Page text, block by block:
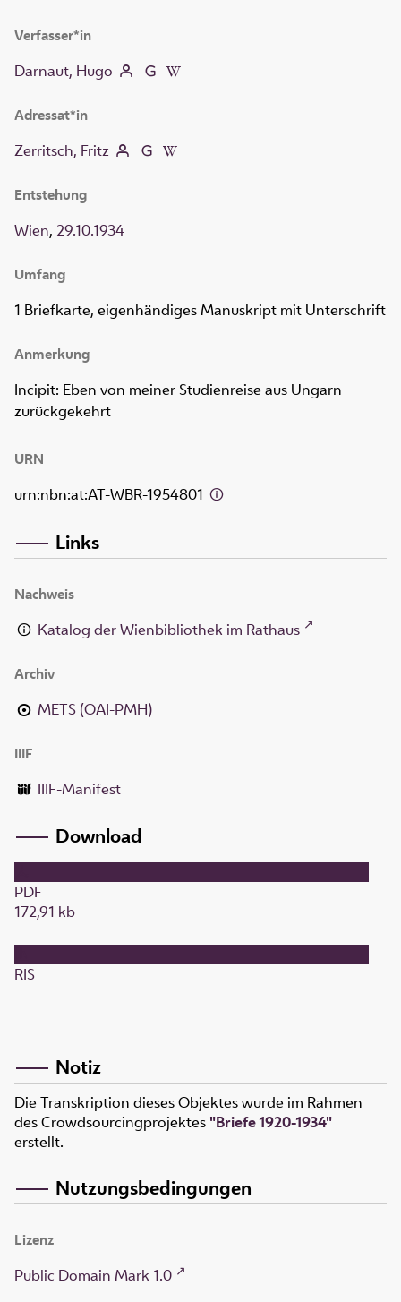
Verfasser*in
Darnaut, Hugo
Adressat*in
Zerritsch, Fritz
Entstehung
Wien, 29.10.1934
Umfang
1 Briefkarte, eigenhändiges Manuskript mit Unterschrift
Anmerkung
Incipit: Eben von meiner Studienreise aus Ungarn
zurückgekehrt
URN
urn:nbn:at:AT-WBR-1954801
Links
Nachweis
Katalog der Wienbibliothek im Rathaus
Archiv
METS (OAI-PMH)
IIIF
IIIF-Manifest
Download
PDF
172,91 kb
RIS
Notiz
Die Transkription dieses Objektes wurde im Rahmen
des Crowdsourcingprojektes "Briefe 1920-1934"
erstellt.
Nutzungsbedingungen
Lizenz
Public Domain Mark 1.0